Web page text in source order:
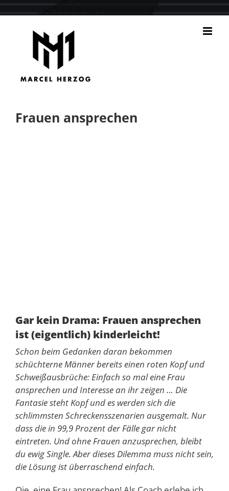
Frauen ansprechen
Gar kein Drama: Frauen ansprechen
ist (eigentlich) kinderleicht!
Schon beim Gedanken daran bekommen
schüchterne Männer bereits einen roten Kopf und
Schweißausbrüche: Einfach so mal eine Frau
ansprechen und Interesse an ihr zeigen … Die
Fantasie steht Kopf und es werden sich die
schlimmsten Schreckensszenarien ausgemalt. Nur
dass die in 99,9 Prozent der Fälle gar nicht
eintreten. Und ohne Frauen anzusprechen, bleibt
du ewig Single. Aber dieses Dilemma muss nicht sein,
die Lösung ist überraschend einfach.